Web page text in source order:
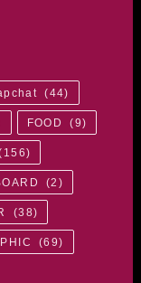
(44)
FOOD (9)
156)
(2 )
(38)
(69)